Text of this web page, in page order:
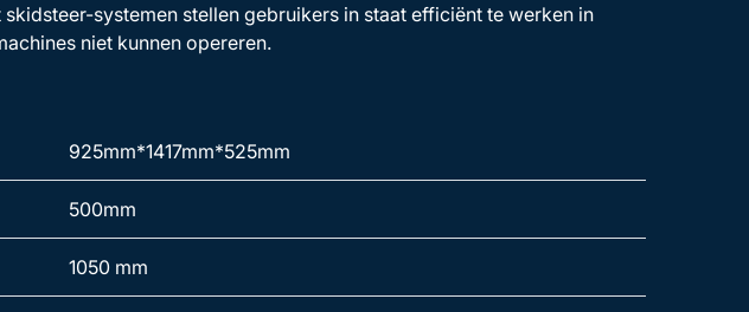
systemen stellen gebruikers in staat efficiënt te werken in
niet kunnen opereren.
925mm*1417mm*525mm
500mm
1050 mm